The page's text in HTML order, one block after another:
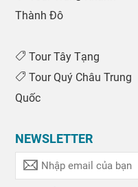
Thành Đô
Tour Tây Tạng
Tour Quý Châu Trung
Quốc
NEWSLETTER